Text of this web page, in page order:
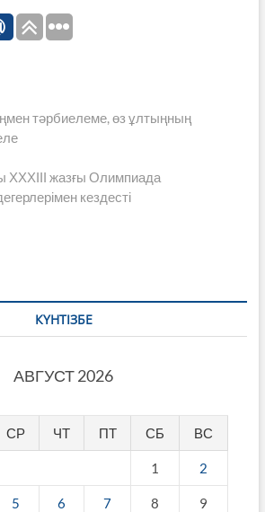
тәрбиелеме, өз ұлтыңның
жазғы Олимпиада
кездесті
КҮНТІЗБЕ
АВГУСТ 2026
СР ЧТ ПТ СБ ВС
1 2
5 6 7 8 9